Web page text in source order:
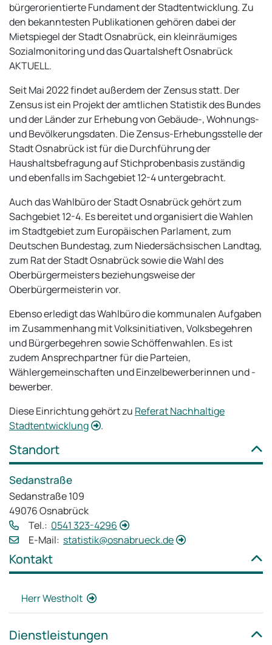
bürgerorientierte Fundament der Stadtentwicklung. Zu
den bekanntesten Publikationen gehören dabei der
Mietspiegel der Stadt Osnabrück, ein kleinräumiges
Sozialmonitoring und das Quartalsheft Osnabrück
AKTUELL.
Seit Mai 2022 findet außerdem der Zensus statt. Der
Zensus ist ein Projekt der amtlichen Statistik des Bundes
und der Länder zur Erhebung von Gebäude-, Wohnungs-
und Bevölkerungsdaten. Die Zensus-Erhebungsstelle der
Stadt Osnabrück ist für die Durchführung der
Haushaltsbefragung auf Stichprobenbasis zuständig
und ebenfalls im Sachgebiet 12-4 untergebracht.
Auch das Wahlbüro der Stadt Osnabrück gehört zum
Sachgebiet 12-4. Es bereitet und organisiert die Wahlen
im Stadtgebiet zum Europäischen Parlament, zum
Deutschen Bundestag, zum Niedersächsischen Landtag,
zum Rat der Stadt Osnabrück sowie die Wahl des
Oberbürgermeisters beziehungsweise der
Oberbürgermeisterin vor.
Ebenso erledigt das Wahlbüro die kommunalen Aufgaben
im Zusammenhang mit Volksinitiativen, Volksbegehren
und Bürgerbegehren sowie Schöffenwahlen. Es ist
zudem Ansprechpartner für die Parteien,
Wählergemeinschaften und Einzelbewerberinnen und -
bewerber.
Diese Einrichtung gehört zu Referat Nachhaltige
Stadtentwicklung
.
Standort
Sedanstraße
Sedanstraße 109
49076 Osnabrück
Tel.: 0541 323-4296
E‑Mail: statistik@osnabrueck.de
Kontakt
Herr Westholt
Dienstleistungen